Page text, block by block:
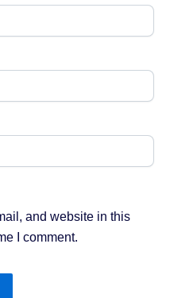
and website in this
I comment.